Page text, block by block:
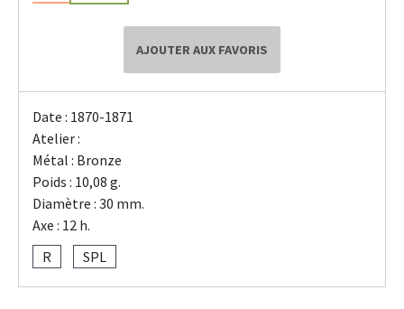
AJOUTER AUX FAVORIS
Date : 1870-1871
Atelier :
Métal : Bronze
Poids : 10,08 g.
Diamètre : 30 mm.
Axe : 12 h.
R
SPL